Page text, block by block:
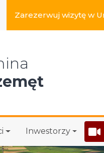
Zarezerwuj wizytę w
Inwestorzy
w serwisie